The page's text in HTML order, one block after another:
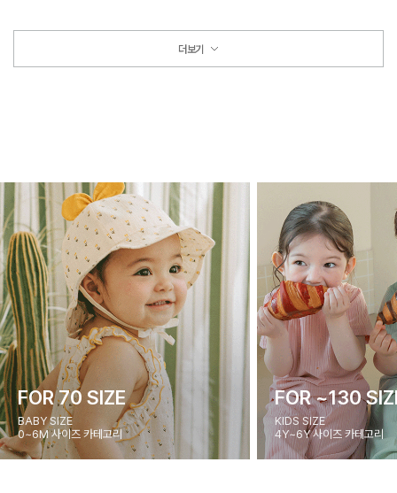
더보기
FOR 70 SIZE
BABY SIZE
0~6M 사이즈 카테고리
FOR ~130
KIDS SIZE
4Y~6Y 사이즈 카테고리